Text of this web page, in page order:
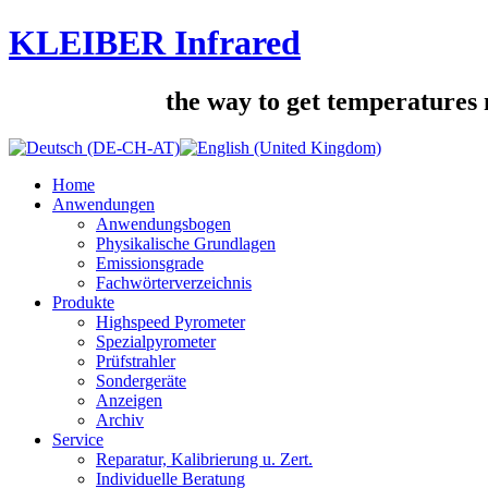
KLEIBER Infrared
the way to get temperatures
Home
Anwendungen
Anwendungsbogen
Physikalische Grundlagen
Emissionsgrade
Fachwörterverzeichnis
Produkte
Highspeed Pyrometer
Spezialpyrometer
Prüfstrahler
Sondergeräte
Anzeigen
Archiv
Service
Reparatur, Kalibrierung u. Zert.
Individuelle Beratung